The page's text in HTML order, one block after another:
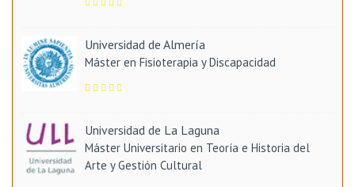
Universidad de Almería
Máster en Fisioterapia y Discapacidad
Universidad de La Laguna
Máster Universitario en Teoría e Historia del
Arte y Gestión Cultural